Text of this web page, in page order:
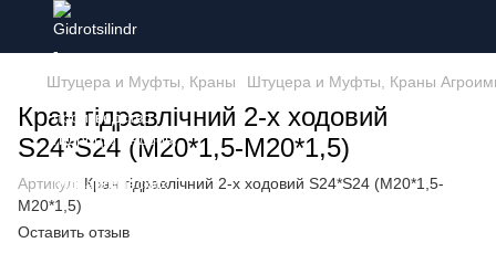
Штуцера и Муфты, Краны Штуцера и Муфты, Краны
Кран гідравлічний 2-х ходовий
S24*S24 (М20*1,5-М20*1,5)
Артикул: Кран гідравлічний 2-х ходовий S24*S24 (М20*1,5-
М20*1,5)
Оставить отзыв